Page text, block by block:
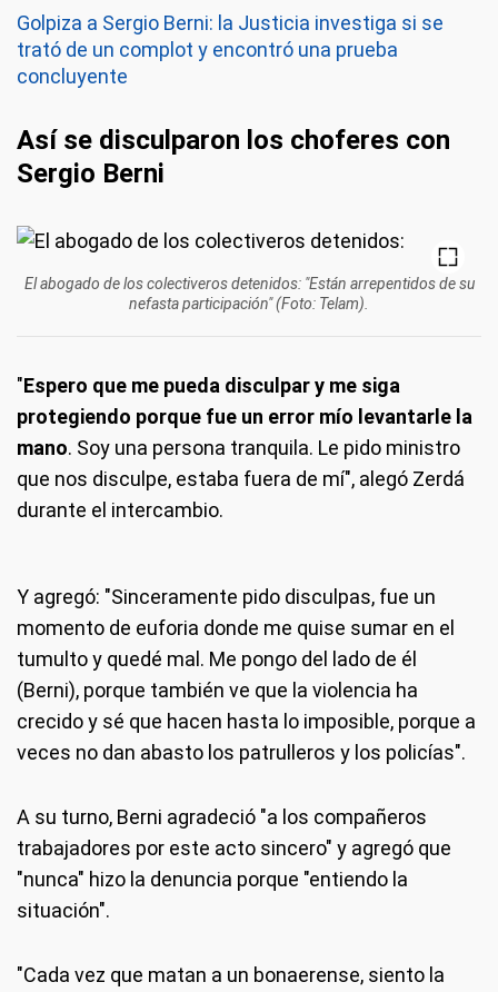
Golpiza a Sergio Berni: la Justicia investiga si se
trató de un complot y encontró una prueba
concluyente
Así se disculparon los choferes con
Sergio Berni
El abogado de los colectiveros detenidos: "Están arrepentidos de su
nefasta participación" (Foto: Telam).
"Espero que me pueda disculpar y me siga
protegiendo porque fue un error mío levantarle la
mano. Soy una persona tranquila. Le pido ministro
que nos disculpe, estaba fuera de mí", alegó Zerdá
durante el intercambio.
Y agregó: "Sinceramente pido disculpas, fue un
momento de euforia donde me quise sumar en el
tumulto y quedé mal. Me pongo del lado de él
(Berni), porque también ve que la violencia ha
crecido y sé que hacen hasta lo imposible, porque a
veces no dan abasto los patrulleros y los policías".
A su turno, Berni agradeció "a los compañeros
trabajadores por este acto sincero" y agregó que
"nunca" hizo la denuncia porque "entiendo la
situación".
"Cada vez que matan a un bonaerense, siento la